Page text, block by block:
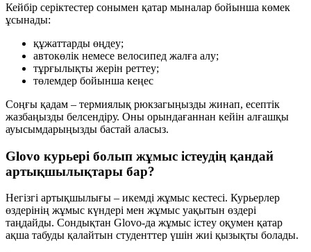
Кейбір серіктестер сонымен қатар мыналар бойынша көмек
ұсынады:
құжаттарды өңдеу;
автокөлік немесе велосипед жалға алу;
тұрғылықты жерін реттеу;
төлемдер бойынша кеңес
Соңғы қадам – термиялық рюкзагыңызды жинап, есептік
жазбаңызды белсендіру. Оны орындағаннан кейін алғашқы
ауысымдарыңызды бастай аласыз.
Glovo курьері болып жұмыс істеудің қандай
артықшылықтары бар?
Негізгі артықшылығы – икемді жұмыс кестесі. Курьерлер
өздерінің жұмыс күндері мен жұмыс уақытын өздері
таңдайды. Сондықтан Glovo-да жұмыс істеу оқумен қатар
ақша табуды қалайтын студенттер үшін жиі қызықты болады.